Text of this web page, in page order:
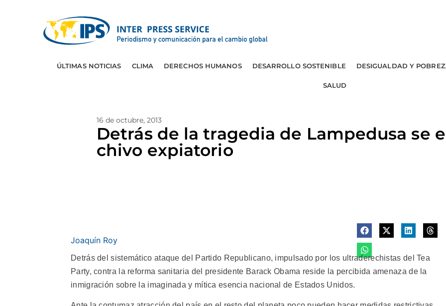
ÚLTIMAS NOTICIAS CLIMA DERECHOS HUMANOS DESARROLLO SOSTENIBLE DESIGUALDAD Y
SALUD
16 de octubre, 2013
Detrás de la tragedia de Lampedusa se
chivo expiatorio
Joaquín Roy
Detrás del sistemático ataque del Partido Republicano, impulsado por los ultraderechistas del Tea
Party, contra la reforma sanitaria del presidente Barack Obama reside la percibida amenaza de la
inmigración sobre la imaginada y mítica esencia nacional de Estados Unidos.